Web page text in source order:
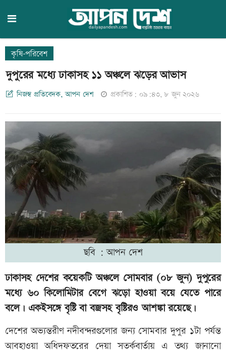
কৃষি-পরিবেশ
দুপুরের মধ্যে ঢাকাসহ ১১ অঞ্চলে ঝড়ের আভাস
নিজস্ব প্রতিবেদক, আপন দেশ প্রকাশিত: ০৯:৪৩, ৮ জুন ২০২৬
ছবি : আপন দেশ
ঢাকাসহ দেশের কয়েকটি অঞ্চলে সোমবার (০৮ জুন) দুপুরের
মধ্যে ৬০ কিলোমিটার বেগে ঝড়ো হাওয়া বয়ে যেতে পারে
বলে। একইসঙ্গে বৃষ্টি বা বজ্রসহ বৃষ্টিরও আশঙ্কা রয়েছে।
দেশের অভ্যন্তরীণ নদীবন্দরগুলোর জন্য সোমবার দুপুর ১টা পর্যন্ত
আবহাওয়া অধিদফতরের দেয়া সতর্কবার্তায় এ তথ্য জানানো